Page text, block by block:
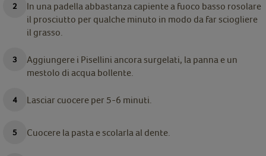
In una padella abbastanza capiente a fuoco basso rosolare
il prosciutto per qualche minuto in modo da far sciogliere
il grasso.
Aggiungere i Pisellini ancora surgelati, la panna e un
mestolo di acqua bollente.
Lasciar cuocere per 5-6 minuti.
Cuocere la pasta e scolarla al dente.